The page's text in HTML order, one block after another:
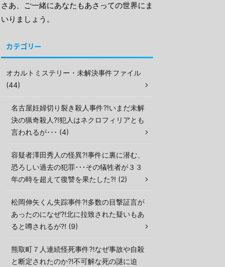
さあ、ご一緒にあなたもあさっての世界にま
いりましょう。
カテゴリー
オカルトミステリー・未解決事件ファイル
(44)
名古屋妊婦切り裂き殺人事件?!いまだ未解
決の猟奇殺人?!犯人はネクロフィリアとも
言われるが･･･ (4)
容疑者澤田秀人の怪異?!事件に裏に潜む、
恐ろしい過去の犯罪･･･その犠牲者が３３
年の時を超えて復讐を果たした?! (2)
松岡伸矢くん失踪事件?!多数の目撃証言が
あったのになぜ?!北に拉致された疑いもあ
ると噂されるが?! (9)
熊取町７人連続怪死事件?!なぜ事故や自殺
と断定されたのか?!不可解な死の謎に迫